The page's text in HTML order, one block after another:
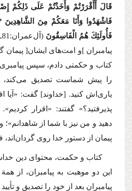
قَالَ أَأَقْرَرْتُمْ وَأَخَذْتُمْ عَلَی ذَلِكُمْ
فَاشْهَدُوا وَأَنَا مَعَكُمْ مِنَ
فَأُولَئِكَ هُمُ الْفَاسِقُونَ (آل‌عمران:81ـ82)؛
پیامبران ]و امت‌های ایشان[
كتاب و حكمتی دادم، سپس پیامبری
را پیش شماست تصدیق می‌كند،
یاری‌اش كنید. [خداوند] گفت: «آیا
پذیرفتید؟» گفتند: «اقرار
دهید و من نیز با شما از شاهدانم»؛
پیمان از دستور خدا روی گردان‌اند،
كتاب و حكمت، محتوای دین
این دو موهبت به پیامبران، از
پیامبران بعد از خود را تصدیق و تأیید